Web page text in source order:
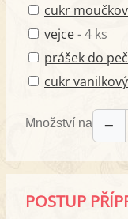
cukr
vejce- 4 ks
prášek do
cukr vanilkový
Množství na −
POSTUP